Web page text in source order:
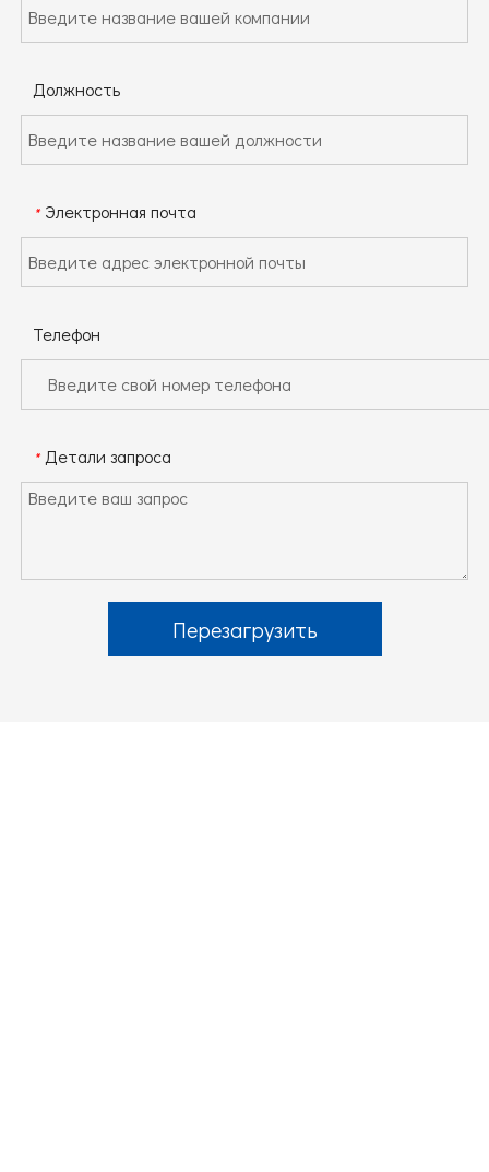
Должность
* Электронная почта
Телефон
* Детали запроса
Перезагрузить